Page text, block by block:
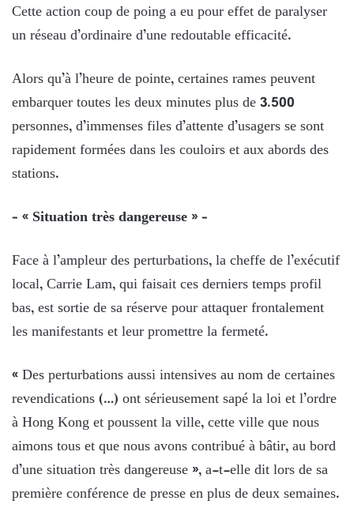
Cette action coup de poing a eu pour effet de paralyser
un réseau d’ordinaire d’une redoutable efficacité.
Alors qu’à l’heure de pointe, certaines rames peuvent
embarquer toutes les deux minutes plus de 3.500
personnes, d’immenses files d’attente d’usagers se sont
rapidement formées dans les couloirs et aux abords des
stations.
– « Situation très dangereuse » –
Face à l’ampleur des perturbations, la cheffe de l’exécutif
local, Carrie Lam, qui faisait ces derniers temps profil
bas, est sortie de sa réserve pour attaquer frontalement
les manifestants et leur promettre la fermeté.
« Des perturbations aussi intensives au nom de certaines
revendications (…) ont sérieusement sapé la loi et l’ordre
à Hong Kong et poussent la ville, cette ville que nous
aimons tous et que nous avons contribué à bâtir, au bord
d’une situation très dangereuse », a-t-elle dit lors de sa
première conférence de presse en plus de deux semaines.